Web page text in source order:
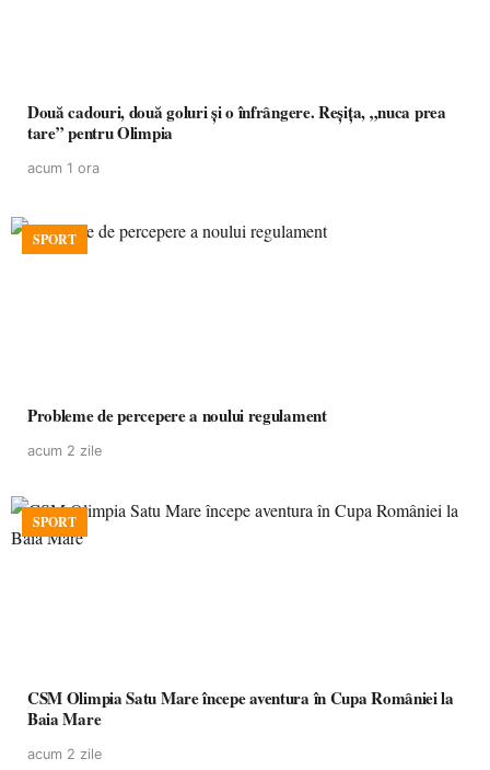
Două cadouri, două goluri și o înfrângere. Reșița, „nuca prea
tare” pentru Olimpia
acum 1 ora
SPORT
Probleme de percepere a noului regulament
acum 2 zile
SPORT
CSM Olimpia Satu Mare începe aventura în Cupa României la
Baia Mare
acum 2 zile